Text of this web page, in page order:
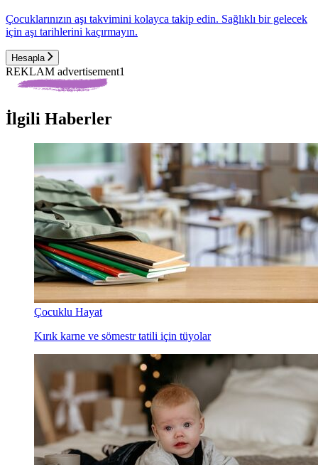
Çocuklarınızın aşı takvimini kolayca takip edin. Sağlıklı bir gelecek
için aşı tarihlerini kaçırmayın.
Hesapla
REKLAM advertisement1
İlgili Haberler
Çocuklu Hayat
Kırık karne ve sömestr tatili için tüyolar